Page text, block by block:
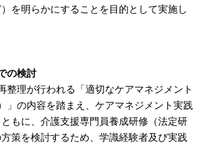
を明らかにすることを目的として実施し
の検討
理が行われる「適切なケアマネジメント
」の内容を踏まえ、ケアマネジメント実践
もに、介護支援専門員養成研修（法定研
策を検討するため、学識経験者及び実践